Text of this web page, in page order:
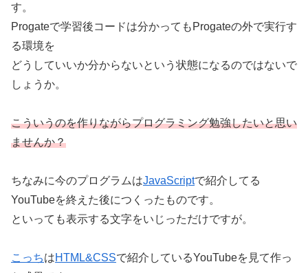
す。
Progateで学習後コードは分かってもProgateの外で実行す
る環境を
どうしていいか分からないという状態になるのではないで
しょうか。
こういうのを作りながらプログラミング勉強したいと思い
ませんか？
ちなみに今のプログラムはJavaScriptで紹介してる
YouTubeを終えた後につくったものです。
といっても表示する文字をいじっただけですが。
こっちはHTML&CSSで紹介しているYouTubeを見て作っ